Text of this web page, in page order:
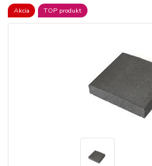
Akcia TOP produkt